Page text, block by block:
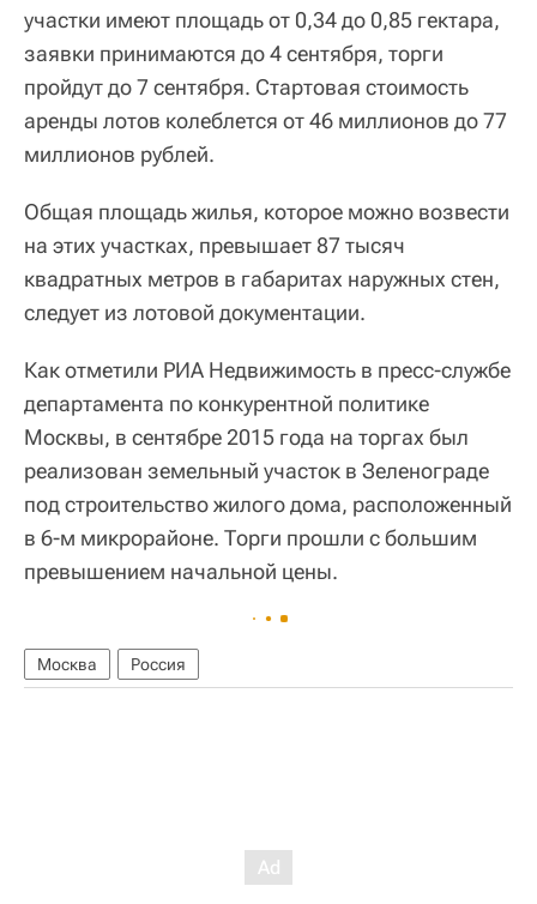
участки имеют площадь от 0,34 до 0,85 гектара,
заявки принимаются до 4 сентября, торги
пройдут до 7 сентября. Стартовая стоимость
аренды лотов колеблется от 46 миллионов до 77
миллионов рублей.
Общая площадь жилья, которое можно возвести
на этих участках, превышает 87 тысяч
квадратных метров в габаритах наружных стен,
следует из лотовой документации.
Как отметили РИА Недвижимость в пресс-службе
департамента по конкурентной политике
Москвы, в сентябре 2015 года на торгах был
реализован земельный участок в Зеленограде
под строительство жилого дома, расположенный
в 6-м микрорайоне. Торги прошли с большим
превышением начальной цены.
Москва Россия